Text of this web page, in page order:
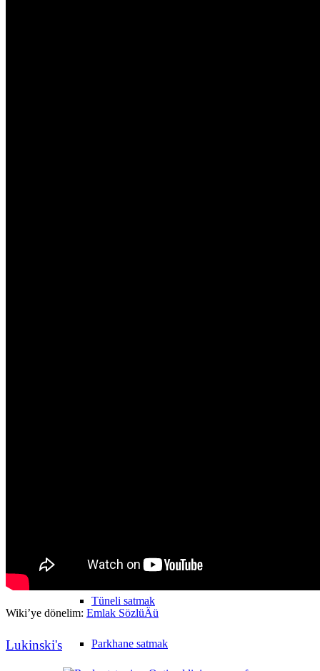
Otel satmak
Tüneli satmak
Parkhane satmak
Wiki’ye dönelim: Emlak SözlüÄü
Lukinski's